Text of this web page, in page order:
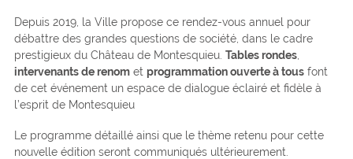
Depuis 2019, la Ville propose ce rendez-vous annuel pour
débattre des grandes questions de société, dans le cadre
prestigieux du Château de Montesquieu. Tables rondes,
intervenants de renomet programmation ouverte à tousfont
de cet événement un espace de dialogue éclairé et fidèle à
l’esprit de Montesquieu
Le programme détaillé ainsi que le thème retenu pour cette
nouvelle édition seront communiqués ultérieurement.